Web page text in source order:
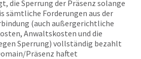
die Sperrung der Präsenz solange
sämtliche Forderungen aus der
(auch außergerichtliche
Anwaltskosten und die
Sperrung) vollständig bezahlt
Präsenz haftet